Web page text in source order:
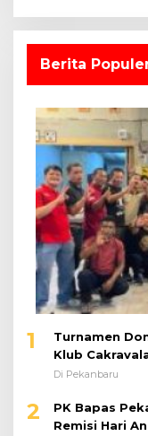
Berita
1
Turnamen
Klub
Di Pekanbaru
2
PK Bapas
Remisi Hari